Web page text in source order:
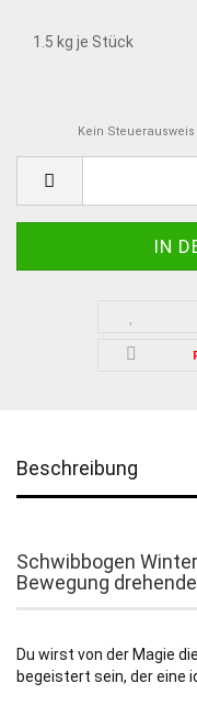
1.5 kg je Stück
Kein
Beschreibung
Schwibbogen
Bewegung
Du wirst von der Magie
begeistert sein, der eine